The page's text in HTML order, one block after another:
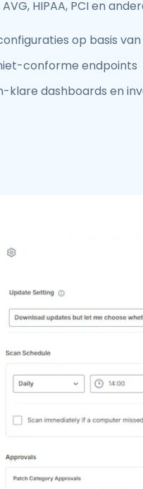
AVG, HIPAA, PCI en
op basis
conforme endpoints
klare dashboards en